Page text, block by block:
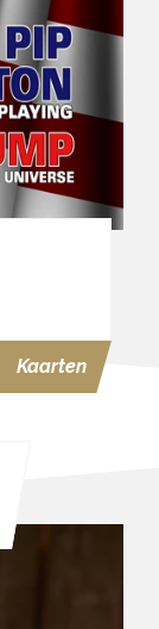
Kaarten